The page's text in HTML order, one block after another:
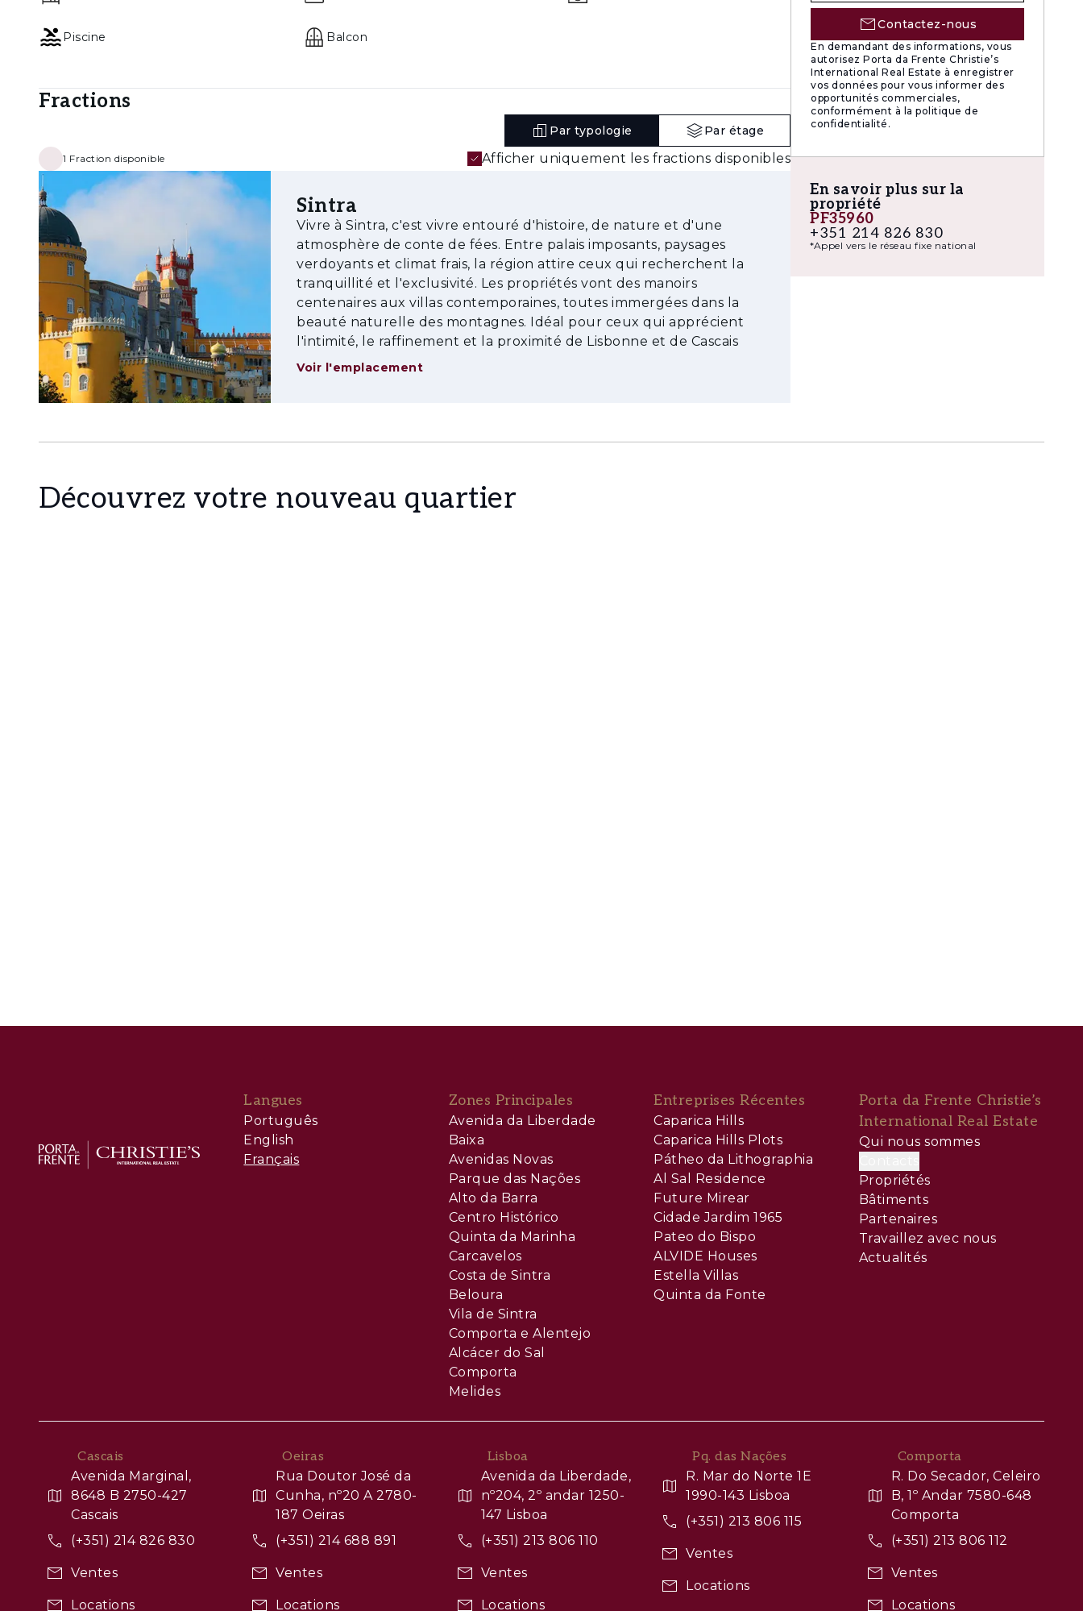
proche de Lisbonne, Cascais et Oeiras. La communauté propose une large gamme de services et
João de Deus de Belas, permettant un quotidien plus simple, actif et équilibré, avec tout à quelques minutes
Piscine Balcon
Fractions
Par typologie Par étage
1 Fraction disponible Afficher uniquement les fractions disponibles
Sintra
Vivre à Sintra, c'est vivre entouré d'histoire, de nature et d'une
atmosphère de conte de fées. Entre palais imposants, paysages
verdoyants et climat frais, la région attire ceux qui recherchent la
tranquillité et l'exclusivité. Les propriétés vont des manoirs
centenaires aux villas contemporaines, toutes immergées dans la
beauté naturelle des montagnes. Idéal pour ceux qui apprécient
l'intimité, le raffinement et la proximité de Lisbonne et de Cascais
Voir l'emplacement
Contactez-nous
En demandant des informations, vous
autorisez Porta da Frente Christie’s
International Real Estate à enregistrer
vos données pour vous informer des
opportunités commerciales,
conformément à la politique de
confidentialité.
En savoir plus sur la
propriété
PF35960
+351 214 826 830
*Appel vers le réseau fixe national
Découvrez votre nouveau quartier
Langues
Português
English
Français
Zones Principales
Avenida da Liberdade
Baixa
Avenidas Novas
Parque das Nações
Alto da Barra
Centro Histórico
Quinta da Marinha
Carcavelos
Costa de Sintra
Beloura
Vila de Sintra
Comporta e Alentejo
Alcácer do Sal
Comporta
Melides
Entreprises Récentes
Caparica Hills
Caparica Hills Plots
Pátheo da Lithographia
Al Sal Residence
Future Mirear
Cidade Jardim 1965
Pateo do Bispo
ALVIDE Houses
Estella Villas
Quinta da Fonte
Porta da Frente Christie’s
International Real Estate
Qui nous sommes
Propriétés
Bâtiments
Partenaires
Travaillez avec nous
Actualités
Cascais
Avenida Marginal,
8648 B 2750-427
Cascais
(+351) 214 826 830
Ventes
Locations
Oeiras
Rua Doutor José da
Cunha, nº20 A 2780-
187 Oeiras
(+351) 214 688 891
Ventes
Locations
Lisboa
Avenida da Liberdade,
nº204, 2º andar 1250-
147 Lisboa
(+351) 213 806 110
Ventes
Locations
Pq. das Nações
R. Mar do Norte 1E
1990-143 Lisboa
(+351) 213 806 115
Ventes
Locations
Comporta
R. Do Secador, Celeiro
B, 1º Andar 7580-648
Comporta
(+351) 213 806 112
Ventes
Locations